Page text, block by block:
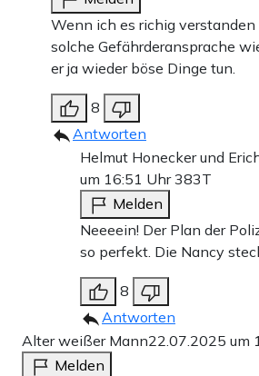
Wenn ich es richig
solche Gefährderansprache
er ja wieder böse Dinge tun.
8
Antworten
Helmut Honecker und
um 16:51 Uhr383T
Melden
Neeeein! Der Plan der
so perfekt. Die Nancy
8
Antworten
Alter weißer Mann22.07.2025 um
Melden